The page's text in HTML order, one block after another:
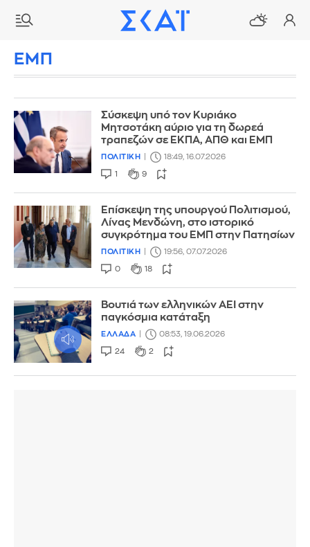
ΕΜΠ
Σύσκεψη υπό τον Κυριάκο
Μητσοτάκη αύριο για τη δωρεά
τραπεζών σε ΕΚΠΑ, ΑΠΘ και ΕΜΠ
ΠΟΛΙΤΙΚΗ 18:49, 16.07.2026
1 9
Επίσκεψη της υπουργού Πολιτισμού,
Λίνας Μενδώνη, στο ιστορικό
συγκρότημα του ΕΜΠ στην Πατησίων
ΠΟΛΙΤΙΚΗ 19:56, 07.07.2026
0 18
Βουτιά των ελληνικών ΑΕΙ στην
παγκόσμια κατάταξη
ΕΛΛΑΔΑ 08:53, 19.06.2026
24 2